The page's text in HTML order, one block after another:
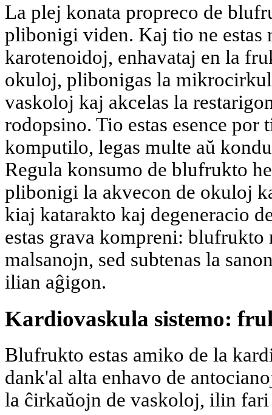
La plej konata propreco de
plibonigi viden. Kaj tio ne estas
karotenoidoj, enhavataj en la
okuloj, plibonigas la
vaskoloj kaj akcelas la
rodopsino. Tio estas esence
komputilo, legas multe aŭ
Regula konsumo de blufrukto
plibonigi la akvecon de okuloj
kiaj katarakto kaj degeneracio
estas grava kompreni: blufrukto
malsanojn, sed subtenas la
ilian aĝigon.
Kardiovaskula sistemo:
Blufrukto estas amiko de la
dank'al alta enhavo de
la ĉirkaŭojn de vaskoloj, ilin